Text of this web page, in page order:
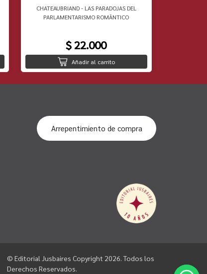
CHATEAUBRIAND - LAS PARADOJAS DEL
PARLAMENTARISMO ROMÃNTICO
$ 22.000
Añadir al carrito
Arrepentimiento de compra
© Editorial Jusbaires Copyright 2026. Todos los
Derechos Reservados.